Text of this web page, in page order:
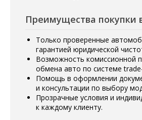
Преимущества
Только проверенные
гарантией юридической
Возможность комиссионной
обмена авто по системе
Помощь в оформлении
и консультации по выбору
Прозрачные условия и
к каждому клиенту.